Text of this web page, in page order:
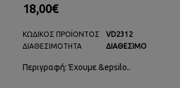
18,00€
ΚΩΔΙΚΌΣ ΠΡΟΪΌΝΤΟΣ
ΔΙΑΘΕΣΙΜΌΤΗΤΑ
VD2312
ΔΙΑΘΈΣΙΜΟ
Περιγραφή: Έχουμε &epsilo..